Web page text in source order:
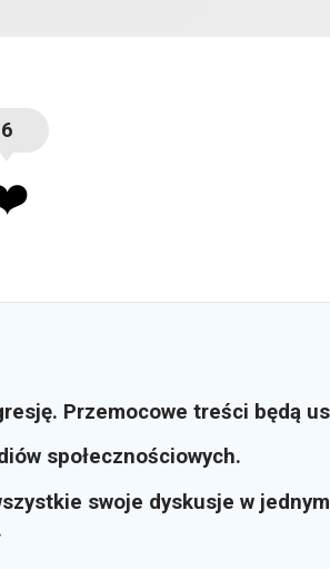
6
Przemocowe treści będą
społecznościowych.
swoje dyskusje w jednym